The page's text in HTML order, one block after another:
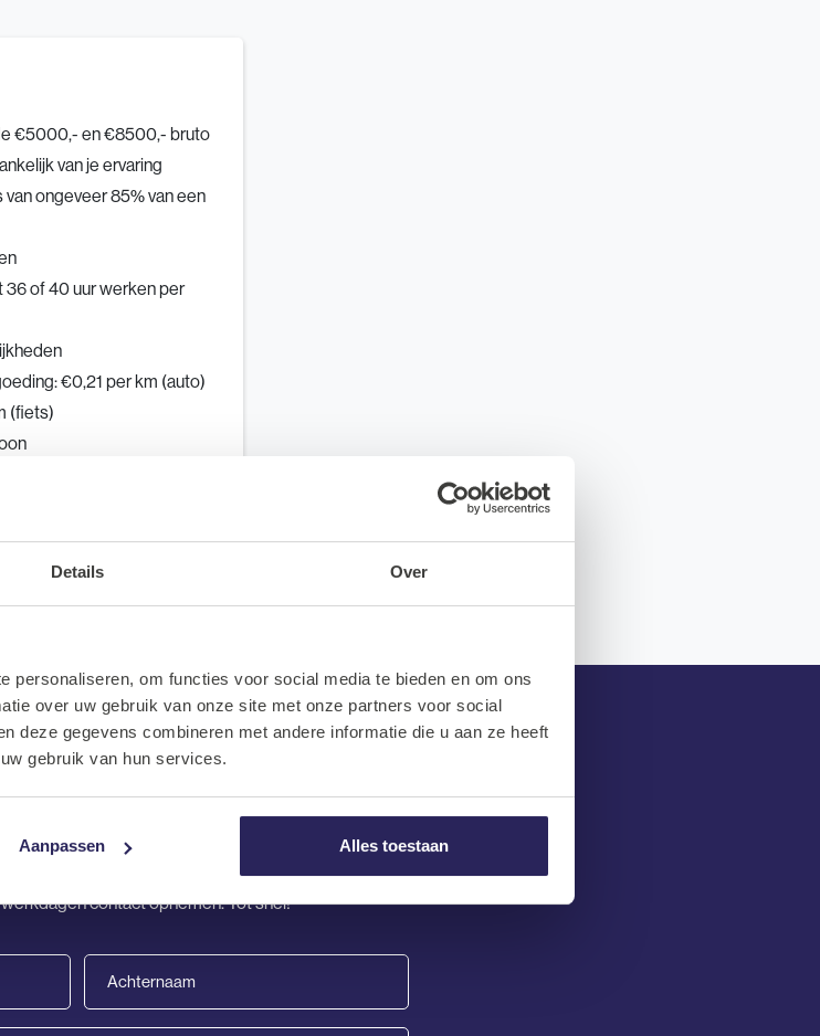
Details Over
personaliseren, om functies voor social media te bieden en om ons
over uw gebruik van onze site met onze partners voor social
deze gegevens combineren met andere informatie die u aan ze heeft
gebruik van hun services.
Aanpassen Alles toestaan
€5000,- en €8500,- bruto
van je ervaring
ongeveer 85% van een
36 of 40 uur werken per
€0,21 per km (auto)
(fiets)
die bij jou past! Als je jouw gegevens achterlaat
contact opnemen. Tot snel!